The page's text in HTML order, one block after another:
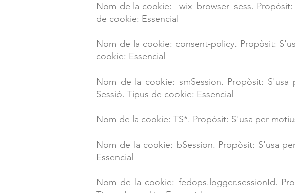
Nom de la cookie: _wix_browser_sess.
de cookie: Essencial
​Nom de la cookie: consent-policy. Propòsit:
cookie: Essencial
​Nom de la cookie: smSession. Propòsit:
Sessió. Tipus de cookie: Essencial
​Nom de la cookie: TS*. Propòsit: S'usa per
​Nom de la cookie: bSession. Propòsit: S'usa
Essencial
​Nom de la cookie: fedops.logger.sessionId.